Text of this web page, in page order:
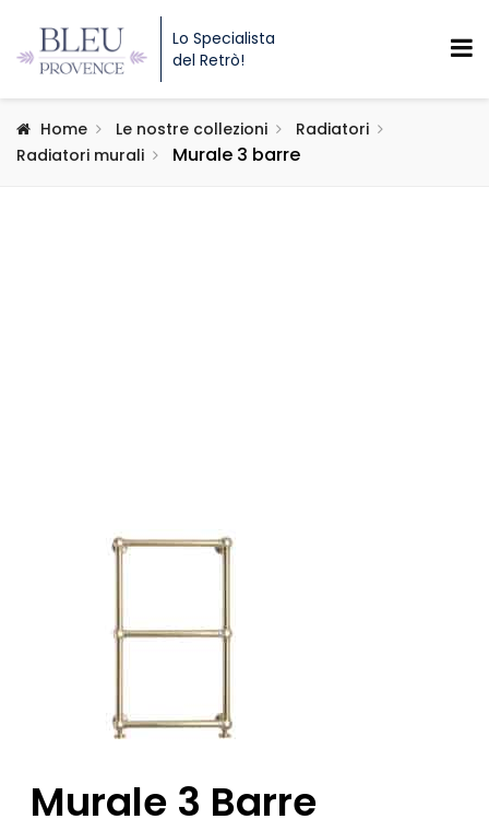
Lo Specialista
del Retrò!
Home Le nostre collezioni
Radiatori
Radiatori murali
Murale 3 barre
Murale 3 Barre